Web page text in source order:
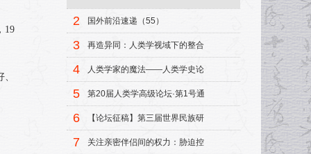
19
2 国外前沿速递（55）
3
再造异同：人类学视域下的整合
4
人类学家的魔法——人类学史论
5
第20届人类学高级论坛·第1号通
6
【论坛征稿】第三届世界民族研
7
关注亲密伴侣间的权力：胁迫控